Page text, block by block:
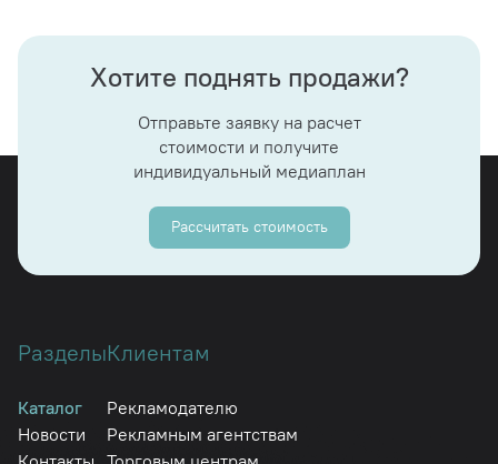
Хотите поднять продажи?
Отправьте заявку на расчет
стоимости и получите
индивидуальный медиаплан
Рассчитать стоимость
Разделы
Каталог
Новости
Клиентам
Рекламодателю
Рекламным агентствам